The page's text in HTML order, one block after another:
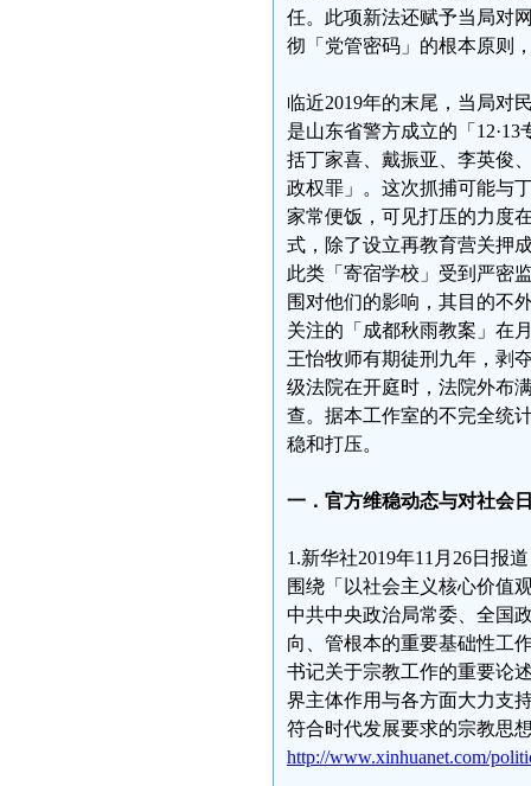
任。此项新法还赋予当局对
彻「党管密码」的根本原则
临近2019年的末尾，当局对
是山东省警方成立的「
括丁家喜、戴振亚、李英俊
政权罪」。这次抓捕可能与
家常便饭，可见打压的力度
式，除了设立再教育营关押
此类「寄宿学校」受到严密
围对他们的影响，其目的不
关注的「成都秋雨教案」在
王怡牧师有期徒刑九年，剥
级法院在开庭时，法院外布
查。据本工作室的不完全统
稳和打压。
一．官方维稳动态与对社会
1.新华社2019年11月26日报
围绕「以社会主义核心价值
中共中央政治局常委、全国
向、管根本的重要基础性工
书记关于宗教工作的重要论
界主体作用与各方面大力支
符合时代发展要求的宗教思
http://www.xinhuanet.com/